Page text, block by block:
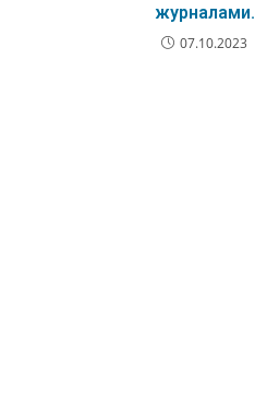
журналами.
07.10.2023